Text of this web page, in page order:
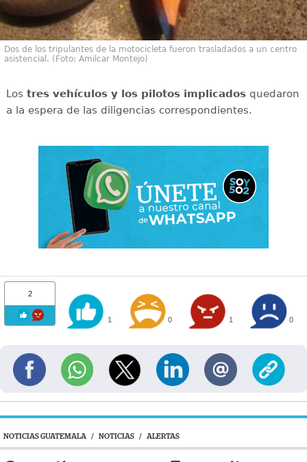
Dos de los tripulantes de la motocicleta fueron trasladados a un centro
asistencial. (Foto: Amilcar Montejo)
Los tres vehículos y los pilotos implicadosquedaron
a la espera de las diligencias correspondientes.
2
1 0 1 0
NOTICIAS GUATEMALA / NOTICIAS / ALERTAS